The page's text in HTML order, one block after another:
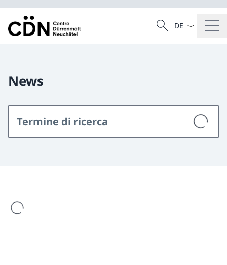
Cercare
Ricerca
Dal menu a
News
Il risultato della ricerca viene caricato